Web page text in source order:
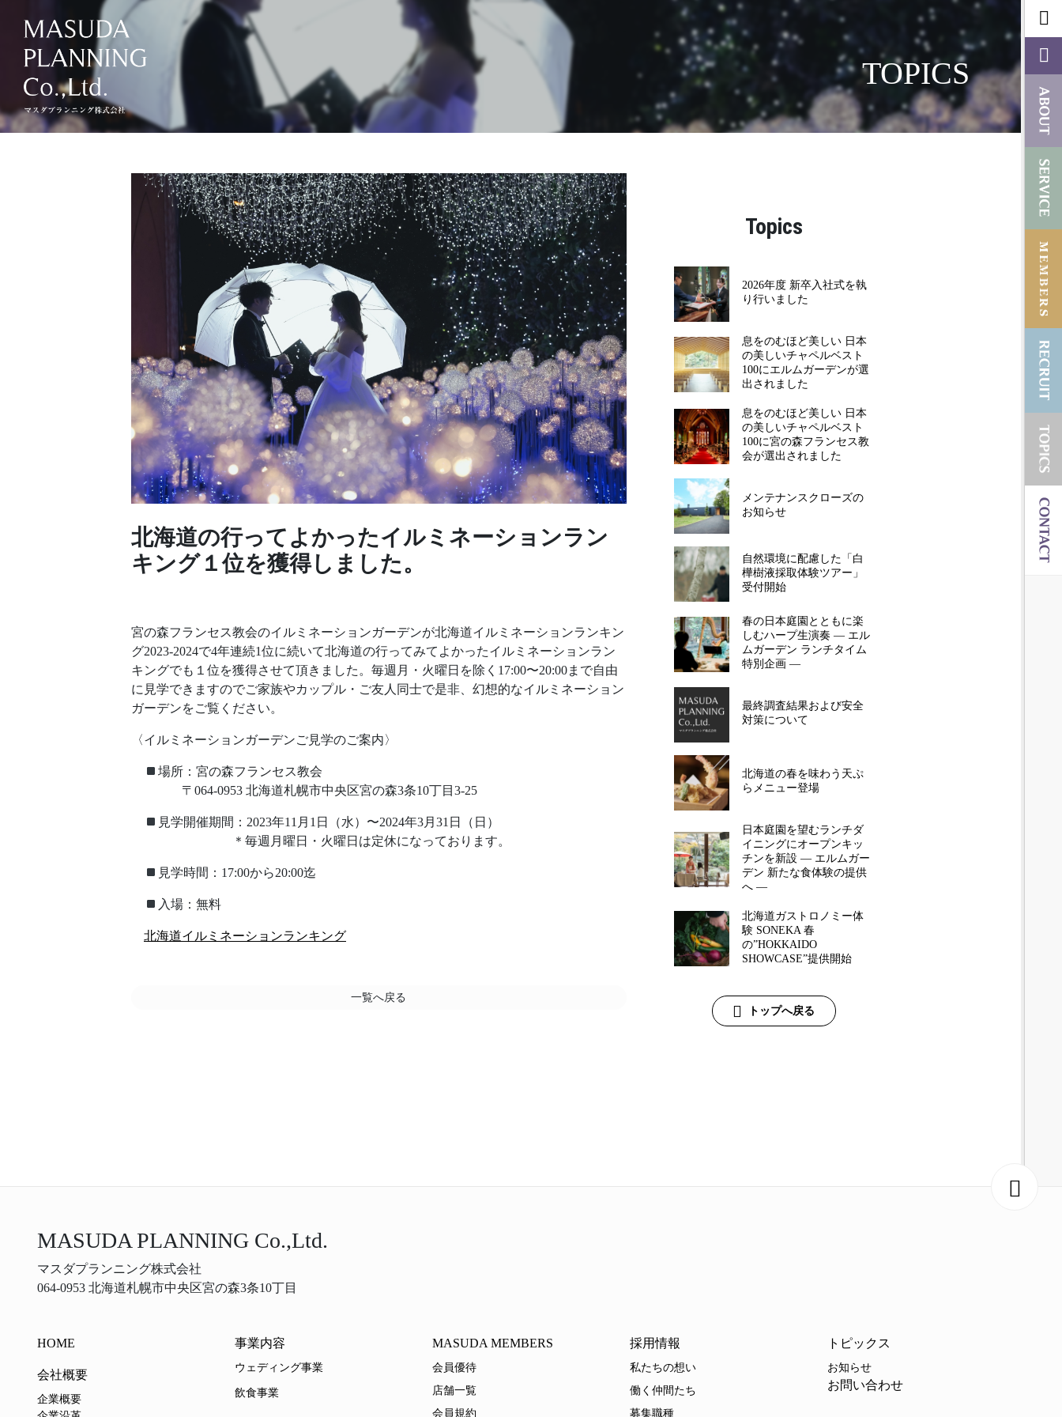
TOPICS
北海道の行ってよかったイルミネーションラン
キング１位を獲得しました。
宮の森フランセス教会のイルミネーションガーデンが北海道イルミネーションランキン
グ2023-2024で4年連続1位に続いて北海道の行ってみてよかったイルミネーションラン
キングでも１位を獲得させて頂きました。毎週月・火曜日を除く17:00〜20:00まで自由
に見学できますのでご家族やカップル・ご友人同士で是非、幻想的なイルミネーション
ガーデンをご覧ください。
〈イルミネーションガーデンご見学のご案内〉
場所：宮の森フランセス教会
〒064-0953 北海道札幌市中央区宮の森3条10丁目3-25
見学開催期間：2023年11月1日（水）〜2024年3月31日（日）
＊毎週月曜日・火曜日は定休になっております。
見学時間：17:00から20:00迄
入場：無料
北海道イルミネーションランキング
一覧へ戻る
Topics
2026年度 新卒入社式を執
り行いました
息をのむほど美しい 日本
の美しいチャペルベスト
100にエルムガーデンが選
出されました
息をのむほど美しい 日本
の美しいチャペルベスト
100に宮の森フランセス教
会が選出されました
メンテナンスクローズの
お知らせ
自然環境に配慮した「白
樺樹液採取体験ツアー」
受付開始
春の日本庭園とともに楽
しむハープ生演奏 ― エル
ムガーデン ランチタイム
特別企画 ―
最終調査結果および安全
対策について
北海道の春を味わう天ぷ
らメニュー登場
日本庭園を望むランチダ
イニングにオープンキッ
チンを新設 ― エルムガー
デン 新たな食体験の提供
へ ―
北海道ガストロノミー体
験 SONEKA 春
の”HOKKAIDO
SHOWCASE”提供開始
トップへ戻る
MASUDA PLANNING Co.,Ltd.
マスダプランニング株式会社
064-0953 北海道札幌市中央区宮の森3条10丁目
HOME
会社概要
企業概要
事業内容
ウェディング事業
飲食事業
MASUDA MEMBERS
会員優待
店舗一覧
会員規約
採用情報
私たちの想い
働く仲間たち
募集職種
トピックス
お知らせ
お問い合わせ